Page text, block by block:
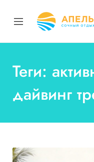
Теги:
дайвинг